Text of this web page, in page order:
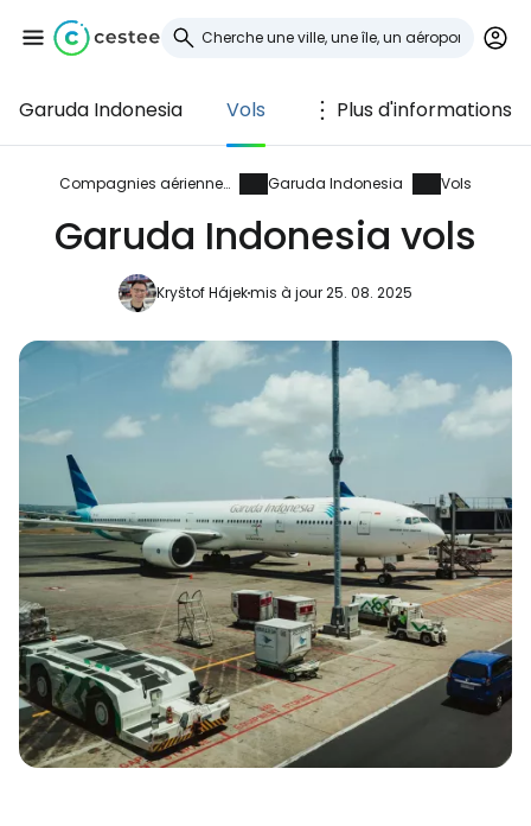
Garuda Indonesia Vols Plus d'informations
Compagnies aériennes Garuda Indonesia Vols
Garuda Indonesia vols
Kryštof Hájekmis à jour 25. 08. 2025
Se connecter à
Cestee
... la communauté mondiale des voyageurs
Continuer avec Facebook
Poursuivre avec le courrier
électronique